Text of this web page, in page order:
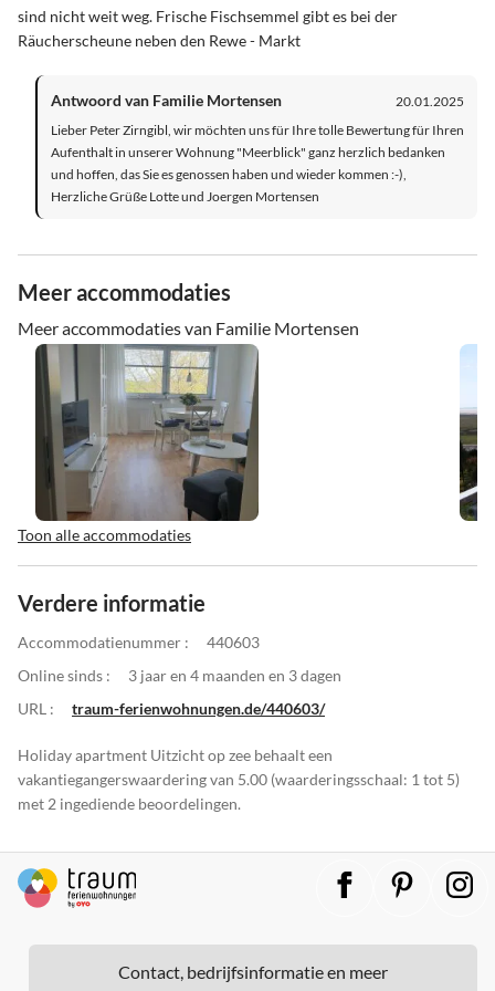
sind nicht weit weg. Frische Fischsemmel gibt es bei der
Räucherscheune neben den Rewe - Markt
Antwoord van Familie Mortensen
20.01.2025
Lieber Peter Zirngibl, wir möchten uns für Ihre tolle Bewertung für Ihren
Aufenthalt in unserer Wohnung "Meerblick" ganz herzlich bedanken
und hoffen, das Sie es genossen haben und wieder kommen :-),
Herzliche Grüße Lotte und Joergen Mortensen
Meer accommodaties
Meer accommodaties van Familie Mortensen
Toon alle accommodaties
Verdere informatie
Accommodatienummer :
440603
Online sinds :
3 jaar en 4 maanden en 3 dagen
URL :
traum-ferienwohnungen.de/440603/
Holiday apartment Uitzicht op zee behaalt een
vakantiegangerswaardering van 5.00 (waarderingsschaal: 1 tot 5)
met 2 ingediende beoordelingen.
Contact, bedrijfsinformatie en meer